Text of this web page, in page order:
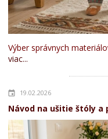
Výber správnych
viac...
19.02.2026
Návod na ušitie štóly a